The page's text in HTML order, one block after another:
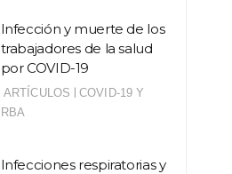
Infección y muerte de los
trabajadores de la salud
por COVID-19
ARTÍCULOS | COVID-19 Y
RBA
Infecciones respiratorias y